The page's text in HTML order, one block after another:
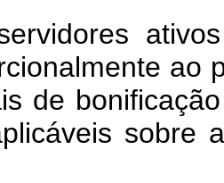
ao
de
sobre